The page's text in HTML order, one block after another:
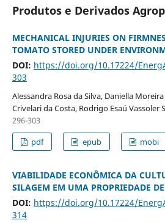
Produtos e Derivados
MECHANICAL INJURIES ON
TOMATO STORED UNDER
DOI: https://doi.org/10.17224/
303
Alessandra Rosa da Silva, Daniella
Crivelari da Costa, Rodrigo Esaú Vassoler
296-303
pdf
epub mobi
VIABILIDADE ECONÔMICA DA
SILAGEM EM UMA PROPRIEDADE
DOI: https://doi.org/10.17224/
314